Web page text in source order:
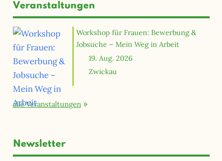
Veranstaltungen
Workshop für Frauen: Bewerbung &
Jobsuche – Mein Weg in Arbeit
19. Aug. 2026
Zwickau
alle Veranstaltungen
Newsletter